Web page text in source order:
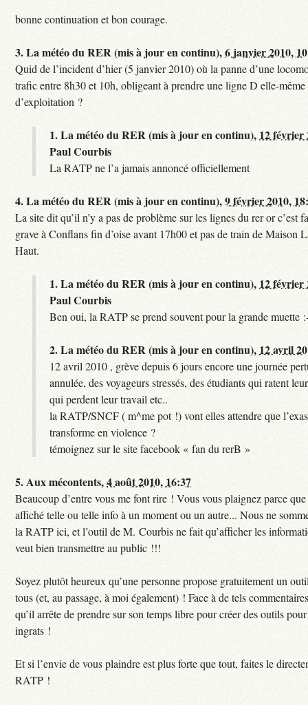
bonne continuation et bon courage.
3.La météo du RER (mis à jour en continu),6 janvier 2010,
Quid de l’incident d’hier (5 janvier 2010) où la panne d’une
trafic entre 8h30 et 10h, obligeant à prendre une ligne D elle-
d’exploitation ?
1.La météo du RER (mis à jour en continu), 12 février
Paul Courbis
La RATP ne l’a jamais annoncé officiellement
4.La météo du RER (mis à jour en continu),9 février 2010,
La site dit qu’il n’y a pas de problème sur les lignes du rer or c’est
grave à Conflans fin d’oise avant 17h00 et pas de train de Maison
Haut.
1.La météo du RER (mis à jour en continu), 12 février
Paul Courbis
Ben oui, la RATP se prend souvent pour la grande muette
2.La météo du RER (mis à jour en continu), 12 avril
12 avril 2010 , grève depuis 6 jours encore une journée
annulée, des voyageurs stressés, des étudiants qui ratent
qui perdent leur travail etc..
la RATP/SNCF ( m^me pot !) vont elles attendre que
transforme en violence ?
témoignez sur le site facebook « fan du rerB »
5.Aux mécontents,4 août 2010, 16:37
Beaucoup d’entre vous me font rire ! Vous vous plaignez parce que
affiché telle ou telle info à un moment ou un autre... Nous ne
la RATP ici, et l’outil de M. Courbis ne fait qu’afficher les
veut bien transmettre au public !!!
Soyez plutôt heureux qu’une personne propose gratuitement un
tous (et, au passage, à moi également) ! Face à de tels
qu’il arrête de prendre sur son temps libre pour créer des outils
ingrats !
Et si l’envie de vous plaindre est plus forte que tout, faites le
RATP !